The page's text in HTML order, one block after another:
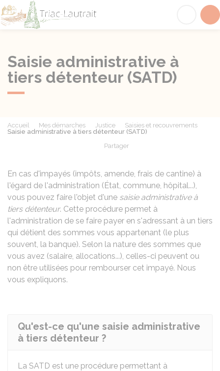
Saisie administrative à
tiers détenteur (SATD)
Accueil Mes démarches Justice
Saisies et recouvrements
Saisie administrative à tiers détenteur (SATD)
Partager
En cas d'impayés (impôts, amende, frais de cantine) à
l'égard de l'administration (État, commune, hôpital...),
vous pouvez faire l'objet d'une saisie administrative à
tiers détenteur. Cette procédure permet à
l'administration de se faire payer en s'adressant à un tiers
qui détient des sommes vous appartenant (le plus
souvent, la banque). Selon la nature des sommes que
vous avez (salaire, allocations...), celles-ci peuvent ou
non être utilisées pour rembourser cet impayé. Nous
vous expliquons.
Qu'est-ce qu'une saisie administrative
à tiers détenteur ?
La SATD est une procédure permettant à